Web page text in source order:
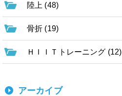
陸上 (48)
骨折 (19)
ＨＩＩＴトレーニング (12)
アーカイブ